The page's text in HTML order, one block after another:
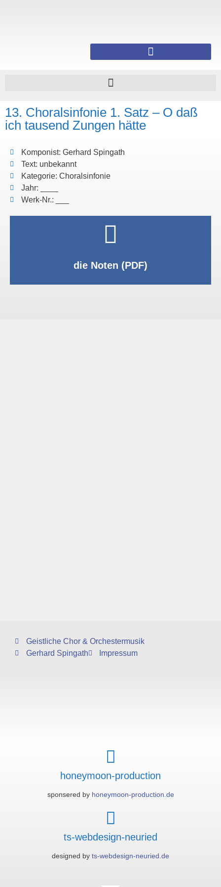
13. Choralsinfonie 1. Satz – O daß
ich tausend Zungen hätte
Komponist: Gerhard Spingath
Text: unbekannt
Kategorie: Choralsinfonie
Jahr: ____
Werk-Nr.: ___
die Noten (PDF)
Geistliche Chor & Orchestermusik
Gerhard Spingath
Impressum
honeymoon-production
sponsered by honeymoon-production.de
ts-webdesign-neuried
designed by ts-webdesign-neuried.de